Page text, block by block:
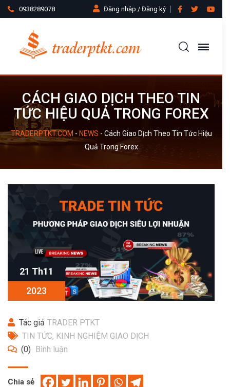
0938289078 Đăng nhập / Đăng ký
CÁCH GIAO DỊCH THEO TIN
TỨC HIỆU QUẢ TRONG FOREX
TRADERPTKT.COM - NEWS - Cách Giao Dịch Theo Tin Tức Hiệu
Quả Trong Forex
21 Th11
2023
Tác giả TRADER PTKT
TIN TỨC, KINH NGHIỆM GIAO DỊCH
(0) Bình luận
Chia sẻ